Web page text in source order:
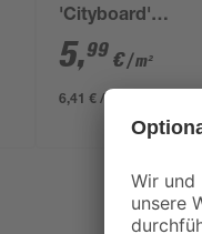
'Cityboard'
ungeschliffen
634 x 12 mm
5,99 €/ m²
6,41 € / Pack